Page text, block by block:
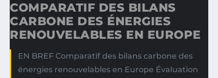
COMPARATIF DES BILANS
CARBONE DES ÉNERGIES
RENOUVELABLES EN EUROPE
EN BREF Comparatif des bilans carbone des
énergies renouvelables en Europe Évaluation